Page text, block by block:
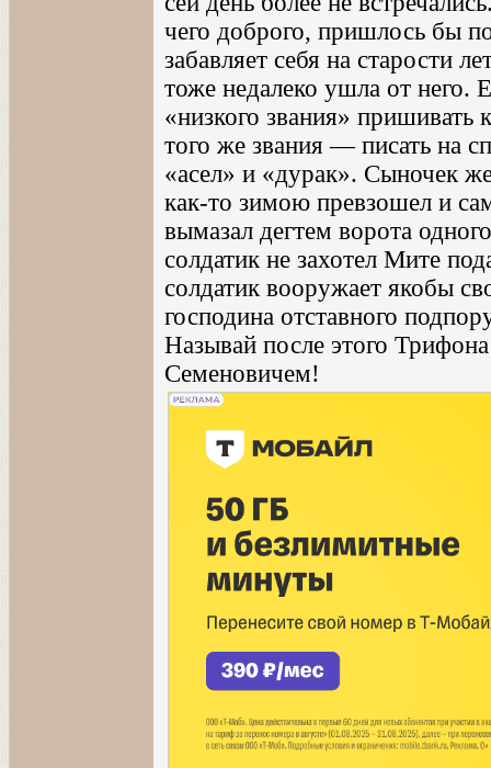
чего доброго, пришлось бы
забавляет себя на старости
тоже недалеко ушла от него.
«низкого звания»
того же звания — писать на
«асел» и «дурак». Сыночек
как-то зимою превзошел и
вымазал дегтем ворота
солдатик не захотел Мите
солдатик вооружает якобы
господина отставного
Называй после этого
Семеновичем!